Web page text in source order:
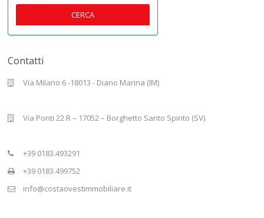
CERCA
Contatti
Via Milano 6 -18013 - Diano Marina (IM)
Via Ponti 22 R – 17052 – Borghetto Santo Spirito (SV)
+39 0183.493291
+39 0183.499752
info@costaovestimmobiliare.it